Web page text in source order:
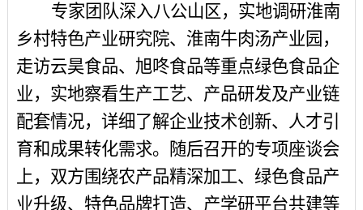
专家团队深入八公山区，实地调研淮南
乡村特色产业研究院、淮南牛肉汤产业园，
走访云昊食品、旭咚食品等重点绿色食品企
业，实地察看生产工艺、产品研发及产业链
配套情况，详细了解企业技术创新、人才引
育和成果转化需求。随后召开的专项座谈会
上，双方围绕农产品精深加工、绿色食品产
业升级、特色品牌打造、产学研平台共建等